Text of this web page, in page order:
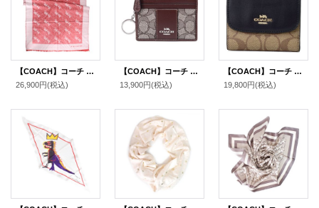
【COACH】コーチ ウール シグネチャー ホース キャリッジ ショール ストール レッドサンド〔日本未発売〕
26,900円(税込)
【COACH】コーチ コインケース ジャガード レザー シグネチャー キーリング付き ミニ スキニー IDケース 小銭入れ オーク×マップル（日本未発売）
13,900円(税込)
【COACH】コーチ ラグジュアリー シグネチャー スモール 三つ折り財布 カーキ×ブラック（日本未発売）
19,800円(税込)